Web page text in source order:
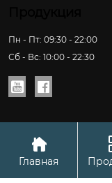
Пн - Пт: 09:30 - 22:00
Сб - Вс: 10:00 - 22:30
 
Copyright © ООО

Главная